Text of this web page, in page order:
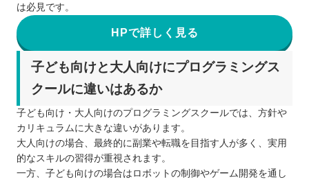
は必見です。
HPで詳しく見る
子ども向けと大人向けにプログラミングス
クールに違いはあるか
子ども向け・大人向けのプログラミングスクールでは、方針や
カリキュラムに大きな違いがあります。
大人向けの場合、最終的に副業や転職を目指す人が多く、実用
的なスキルの習得が重視されます。
一方、子ども向けの場合はロボットの制御やゲーム開発を通し